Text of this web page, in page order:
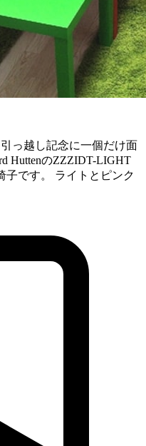
っ越し記念に一個だけ面
HuttenのZZZIDT-LIGHT
子です。 ライトとピンク